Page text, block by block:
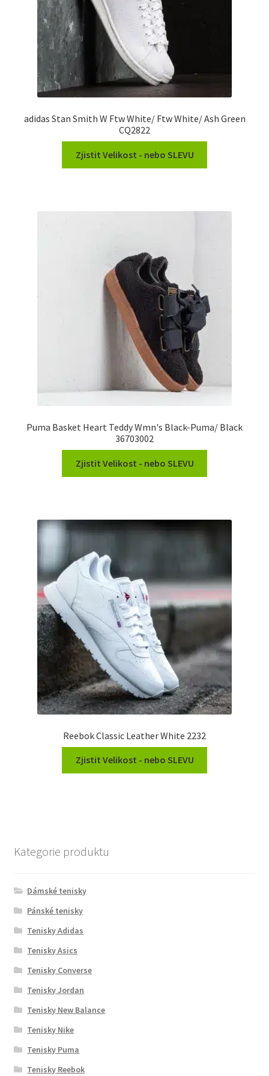
adidas Stan Smith W Ftw White/ Ftw White/ Ash Green
CQ2822
Zjistit Velikost - nebo SLEVU
Puma Basket Heart Teddy Wmn's Black-Puma/ Black
36703002
Zjistit Velikost - nebo SLEVU
Reebok Classic Leather White 2232
Zjistit Velikost - nebo SLEVU
Kategorie produktu
Dámské tenisky
Pánské tenisky
Tenisky Adidas
Tenisky Asics
Tenisky Converse
Tenisky Jordan
Tenisky New Balance
Tenisky Nike
Tenisky Puma
Tenisky Reebok